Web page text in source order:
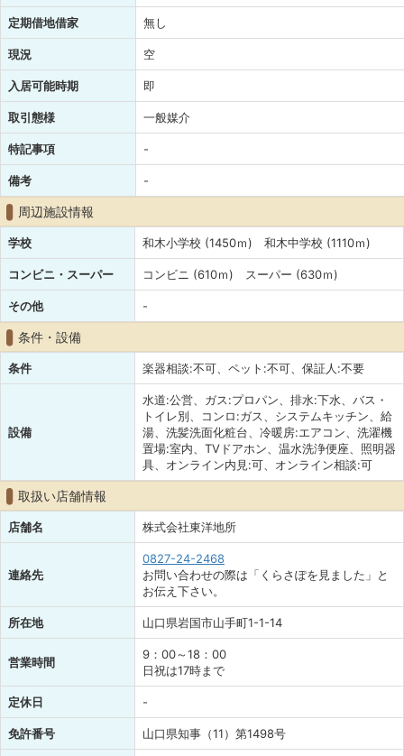
定期借地借家 無し
現況 空
入居可能時期 即
取引態様 一般媒介
特記事項 -
備考 -
周辺施設情報
学校 和木小学校 (1450ｍ) 和木中学校 (1110ｍ)
コンビニ・スーパー コンビニ (610ｍ) スーパー (630ｍ)
その他 -
条件・設備
条件 楽器相談:不可、ペット:不可、保証人:不要
設備
水道:公営、ガス:プロパン、排水:下水、バス・
トイレ別、コンロ:ガス、システムキッチン、給
湯、洗髪洗面化粧台、冷暖房:エアコン、洗濯機
置場:室内、TVドアホン、温水洗浄便座、照明器
具、オンライン内見:可、オンライン相談:可
取扱い店舗情報
店舗名 株式会社東洋地所
連絡先
0827-24-2468
お問い合わせの際は「くらさぽを見ました」と
お伝え下さい。
所在地 山口県岩国市山手町1-1-14
営業時間
9：00～18：00
日祝は17時まで
定休日 -
免許番号 山口県知事（11）第1498号